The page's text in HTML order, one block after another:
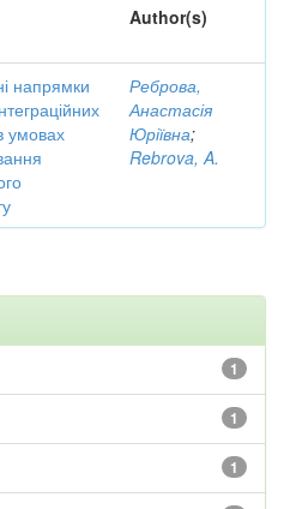
Author(s)
напрямки
умовах
Реброва,
Анастасія
Юріївна;
Rebrova, A.
1
1
1